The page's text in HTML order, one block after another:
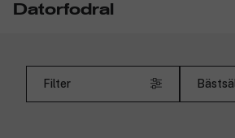
Datorfodral
Filter